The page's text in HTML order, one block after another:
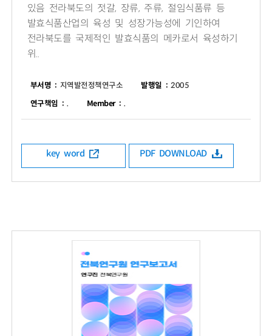
있음 전라북도의 젓갈, 장류, 주류, 절임식품류 등
발효식품산업의 육성 및 성장가능성에 기인하여
전라북도를 국제적인 발효식품의 메카로서 육성하기
위..
부서명 : 지역발전정책연구소 발행일 : 2005
연구책임 : . Member : .
key word PDF DOWNLOAD